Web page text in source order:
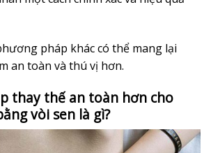
pháp khác có thể mang lại
an toàn và thú vị hơn.
thay thế an toàn hơn cho
vòi sen là gì?